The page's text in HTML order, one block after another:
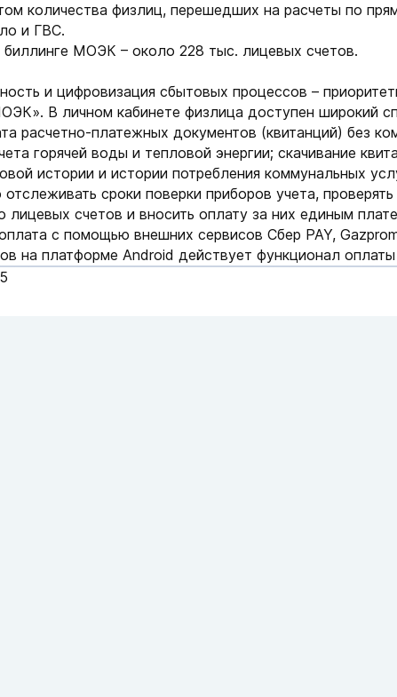
количества физлиц, перешедших на расчеты по
и ГВС.
МОЭК – около 228 тыс. лицевых счетов.
и цифровизация сбытовых процессов –
В личном кабинете физлица доступен широкий
расчетно-платежных документов (квитанций) без
горячей воды и тепловой энергии; скачивание
истории и истории потребления коммунальных
сроки поверки приборов учета, проверять
лицевых счетов и вносить оплату за них единым
с помощью внешних сервисов Сбер PAY,
на платформе Android действует функционал